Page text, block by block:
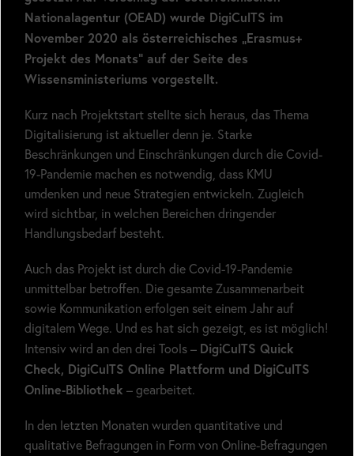
Nationalagentur (OEAD) wurde DigiCulTS im
November 2020 als österreichisches „Erasmus+
Projekt des Monats“ auf der Seite des
Wissensministeriums vorgestellt.
Kurz nach Projektstart stellte sich heraus, das Thema
Digitalisierung ist aktueller denn je. Starke
Beschränkungen und Einschränkungen durch die Covid-
19-Pandemie machen es notwendig, dass KMU
umdenken und neue Strategien entwickeln. Zugleich
wird sichtbar, in welchen Bereichen dringender
Handlungsbedarf besteht.
Auch das Projekt ist durch die Covid-19-Pandemie
unmittelbar betroffen. Die gesamte Zusammenarbeit
sowie Kommunikation erfolgen seit einem Jahr auf
digitalem Wege. Und es hat sich gezeigt, es ist möglich!
Intensiv wird an den drei Tools – DigiCulTS Quick
Check, DigiCulTS Online Plattform und DigiCulTS
Online-Bibliothek – gearbeitet.
In den letzten Monaten wurden quantitative und
qualitative Befragungen in Form von Online-Befragungen